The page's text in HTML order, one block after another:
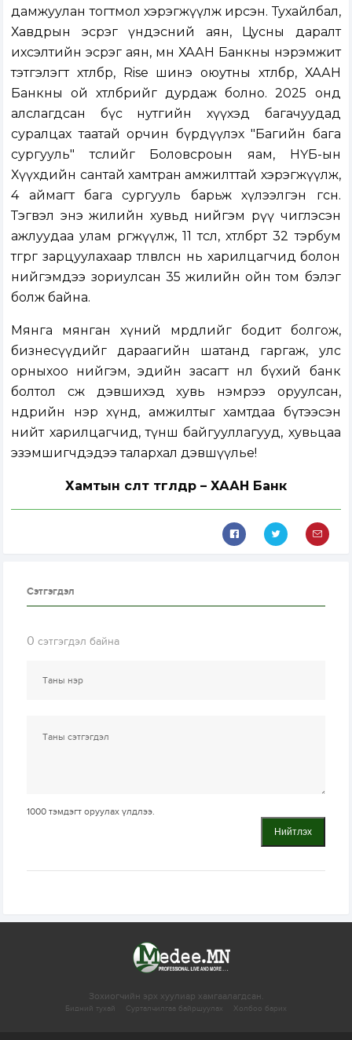
дамжуулан тогтмол хэрэгжүүлж ирсэн. Тухайлбал,
Хавдрын эсрэг үндэсний аян, Цусны даралт
ихсэлтийн эсрэг аян, мөн ХААН Банкны нэрэмжит
тэтгэлэгт хөтөлбөр, Rise шинэ оюутны хөтөлбөр, ХААН
Банкны ой хөтөлбөрийг дурдаж болно. 2025 онд
алслагдсан бүс нутгийн хүүхэд багачуудад
суралцах таатай орчин бүрдүүлэх "Багийн бага
сургууль" төслийг Боловсроын яам, НҮБ-ын
Хүүхдийн сантай хамтран амжилттай хэрэгжүүлж,
4 аймагт бага сургууль барьж хүлээлгэн өгсөн.
Тэгвэл энэ жилийн хувьд нийгэм рүү чиглэсэн
ажлуудаа улам өргөжүүлж, 11 төсөл, хөтөлбөрт 32 тэрбум
төгрөг зарцуулахаар төлөвлөсөн нь харилцагчид болон
нийгэмдээ зориулсан 35 жилийн ойн том бэлэг
болж байна.
Мянга мянган хүний мөрөөдлийг бодит болгож,
бизнесүүдийг дараагийн шатанд гаргаж, улс
орныхоо нийгэм, эдийн засагт нөлөө бүхий банк
болтол өсөж дэвшихэд хувь нэмрээ оруулсан,
өнөөдрийн нэр хүнд, амжилтыг хамтдаа бүтээсэн
нийт харилцагчид, түнш байгууллагууд, хувьцаа
эзэмшигчдэдээ талархал дэвшүүлье!
Хамтын өсөлт төгөлдөр – ХААН Банк
Сэтгэгдэл
0 сэтгэгдэл байна
1000 тэмдэгт оруулах үлдлээ.
Нийтлэх
Зохиогчийн эрх хуулиар хамгаалагдсан.
Бидний тухай Сурталчилгаа байршуулах Холбоо барих